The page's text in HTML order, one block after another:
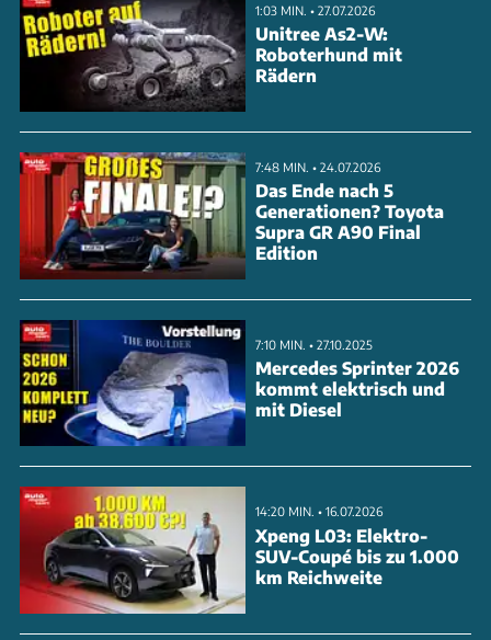
1:03 MIN. • 27.07.2026
Unitree As2-W:
Roboterhund mit
Rädern
7:48 MIN. • 24.07.2026
Das Ende nach 5
Generationen? Toyota
Supra GR A90 Final
Edition
7:10 MIN. • 27.10.2025
Mercedes Sprinter 2026
kommt elektrisch und
mit Diesel
14:20 MIN. • 16.07.2026
Xpeng L03: Elektro-
SUV-Coupé bis zu 1.000
km Reichweite